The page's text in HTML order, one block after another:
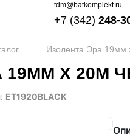
tdm@batkomplekt.ru
+7 (342) 248-
Изолента Эра 19мм
Х 20М
ET1920BLACK